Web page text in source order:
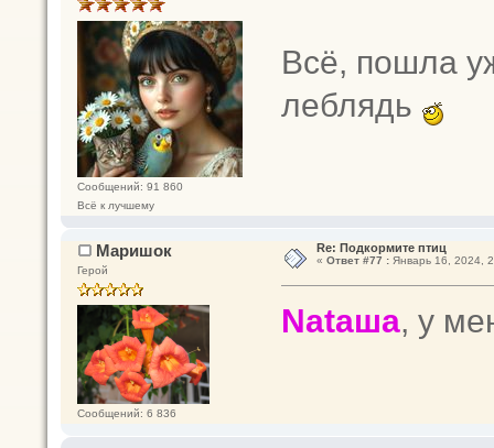
Сообщений: 91 860
Всё к лучшему
Всё, пошла
леблядь
Маришок
Герой
Сообщений: 6 836
Re: Подкормите птиц
« Ответ #77 :Январь 16, 2024,
Nataшa, у